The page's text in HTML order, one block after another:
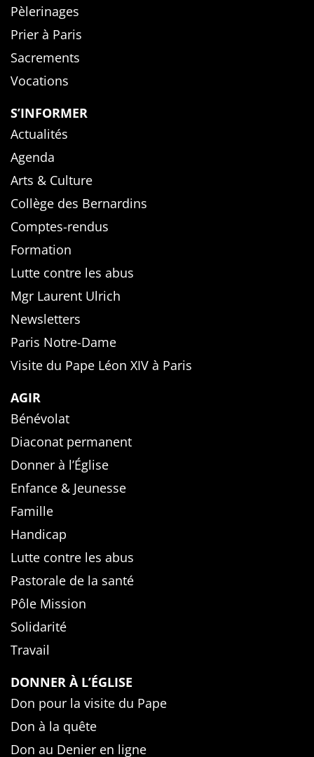
Pèlerinages
Prier à Paris
Sacrements
Vocations
S’INFORMER
Actualités
Agenda
Arts & Culture
Collège des Bernardins
Comptes-rendus
Formation
Lutte contre les abus
Mgr Laurent Ulrich
Newsletters
Paris Notre-Dame
Visite du Pape Léon XIV à Paris
AGIR
Bénévolat
Diaconat permanent
Donner à l’Église
Enfance & Jeunesse
Famille
Handicap
Lutte contre les abus
Pastorale de la santé
Pôle Mission
Solidarité
Travail
DONNER À L’ÉGLISE
Don pour la visite du Pape
Don à la quête
Don au Denier en ligne